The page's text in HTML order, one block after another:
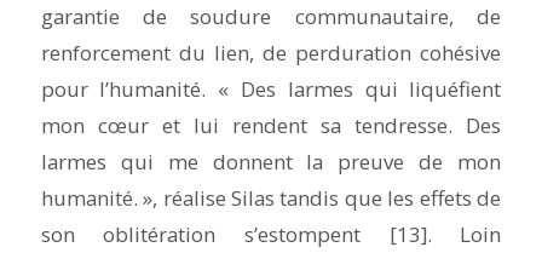
garantie de soudure communautaire, de
renforcement du lien, de perduration cohésive
pour l’humanité. « Des larmes qui liquéfient
mon cœur et lui rendent sa tendresse. Des
larmes qui me donnent la preuve de mon
humanité. », réalise Silas tandis que les effets de
son oblitération s’estompent [13]. Loin